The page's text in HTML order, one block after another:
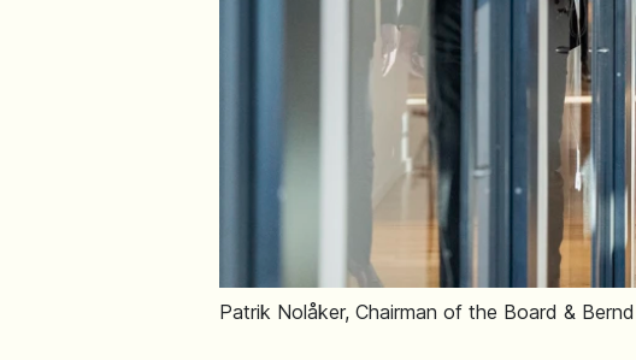
Patrik Nolåker, Chairman of the Board &